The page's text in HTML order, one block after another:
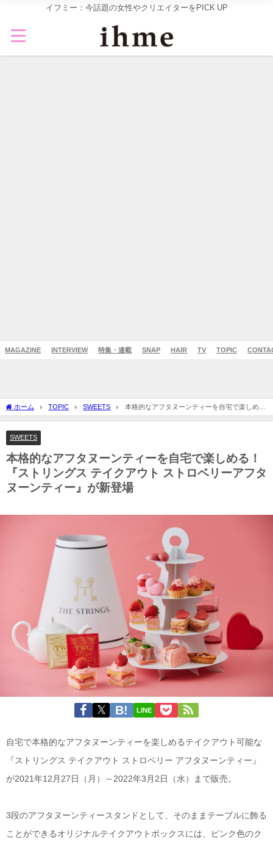
イフミー：今話題の女性やクリエイターをPICK UP
MAGAZINE INTERVIEW 特集・連載 SNAP HAIR TV TOPIC
ホーム TOPIC SWEETS
本格的なアフタヌーンティーを自宅で楽しめ
る！『ストリングス テイクアウト ストロベリーアフタヌーンティー』が新登場
SWEETS
本格的なアフタヌーンティーを自宅で楽しめる！
『ストリングス テイクアウト ストロベリーアフタ
ヌーンティー』が新登場
LINE
自宅で本格的なアフタヌーンティーを楽しめるテイクアウト可能な
『ストリングス テイクアウト ストロベリー アフタヌーンティー』
が2021年12月27日（月）～2022年3月2日（水）まで販売。
3段のアフタヌーンティースタンドとして、そのままテーブルに飾る
ことができるオリジナルテイクアウトボックスには、ピンク色のク